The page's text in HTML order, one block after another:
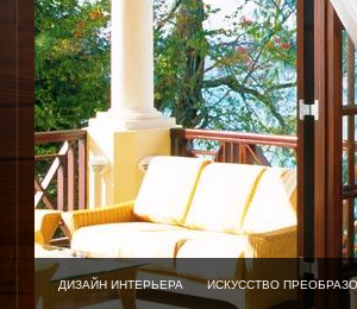
ДИЗАЙН ИНТЕРЬЕРА ИСКУССТВО